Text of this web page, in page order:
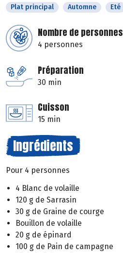
Plat principal Automne Eté
Nombre de personnes
4 personnes
Préparation
30 min
Cuisson
15 min
Ingrédients
Pour 4 personnes
4 Blanc de volaille
120 g de Sarrasin
30 g de Graine de courge
Bouillon de volaille
20 g de épinard
100 g de Pain de campagne